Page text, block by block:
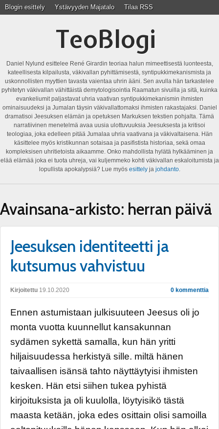
Blogin esittely Ystävyyden Majatalo Tilaa RSS
TeoBlogi
Daniel Nylund esittelee René Girardin teoriaa halun mimeettisestä luonteesta,
kateellisesta kilpailusta, väkivallan pyhittämisestä, syntipukkimekanismista ja
uskonnollisten myyttien tavasta vaientaa uhrin ääni. Sen avulla hän tarkastelee
pyhitetyn väkivallan vähittäistä demytologisointia Raamatun sivuilla ja sitä, kuinka
evankeliumit paljastavat uhria vaativan syntipukkimekanismin ihmisten
ominaisuudeksi ja Jumalan täysin väkivallattomaksi ihmisten rakastajaksi. Daniel
dramatisoi Jeesuksen elämän ja opetuksen Markuksen tekstien pohjalta. Tämä
narratiivinen menetelmä avaa uusia ulottuvuuksia Jeesuksesta ja kritisoi
teologiaa, joka edelleen pitää Jumalaa uhria vaativana ja väkivaltaisena. Hän
käsittelee myös kristikunnan sotaisaa ja pasifistista historiaa, sekä omaa
kompleksisen uhritietoista aikaamme. Onko mahdollista hylätä hylkääminen ja
elää elämää joka ei tuota uhreja, vai kuljemmeko kohti väkivallan eskaloitumista ja
lopullista apokalypsiä? Lue myös esittelyja johdanto.
Avainsana-arkisto: herran päivä
Jeesuksen identiteetti ja
kutsumus vahvistuu
Kirjoitettu 19.10.2020 0 kommenttia
Ennen astumistaan julkisuuteen Jeesus oli jo
monta vuotta kuunnellut kansakunnan
sydämen sykettä samalla, kun hän yritti
hiljaisuudessa herkistyä sille. miltä hänen
taivaallisen isänsä tahto näyttäytyisi ihmisten
kesken. Hän etsi siihen tukea pyhistä
kirjoituksista ja oli kuulolla, löytyisikö tästä
maasta ketään, joka edes osittain olisi samoilla